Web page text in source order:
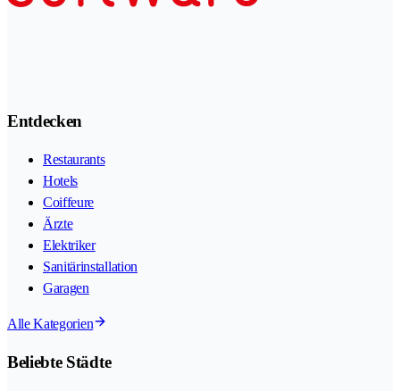
Entdecken
Restaurants
Hotels
Coiffeure
Ärzte
Elektriker
Sanitärinstallation
Garagen
Alle Kategorien
Beliebte Städte